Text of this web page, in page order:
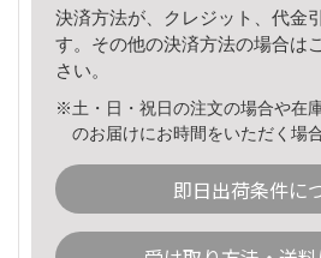
決済方法が、クレジット、代金
す。その他の決済方法の場合は
さい。
※土・日・祝日の注文の場合や在
のお届けにお時間をいただく場
即日出荷条件に